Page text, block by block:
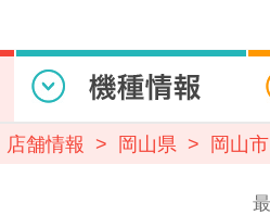
店舗情報 岡山県 岡山